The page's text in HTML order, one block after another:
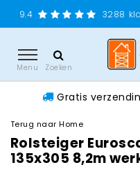
3288 klantbeoordelingen
Menu Zoeken
Gratis
Terug naar Home
Rolsteiger
135x305 8,2m